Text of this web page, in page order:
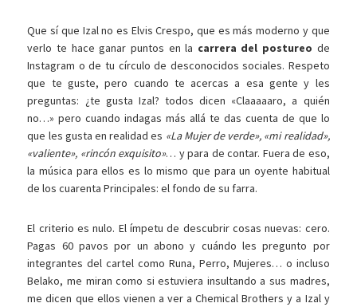
Que sí que Izal no es Elvis Crespo, que es más moderno y que
verlo te hace ganar puntos en la carrera del postureo de
Instagram o de tu círculo de desconocidos sociales. Respeto
que te guste, pero cuando te acercas a esa gente y les
preguntas: ¿te gusta Izal? todos dicen «Claaaaaro, a quién
no…» pero cuando indagas más allá te das cuenta de que lo
que les gusta en realidad es «La Mujer de verde», «mi realidad»,
«valiente», «rincón exquisito»… y para de contar. Fuera de eso,
la música para ellos es lo mismo que para un oyente habitual
de los cuarenta Principales: el fondo de su farra.
El criterio es nulo. El ímpetu de descubrir cosas nuevas: cero.
Pagas 60 pavos por un abono y cuándo les pregunto por
integrantes del cartel como Runa, Perro, Mujeres… o incluso
Belako, me miran como si estuviera insultando a sus madres,
me dicen que ellos vienen a ver a Chemical Brothers y a Izal y